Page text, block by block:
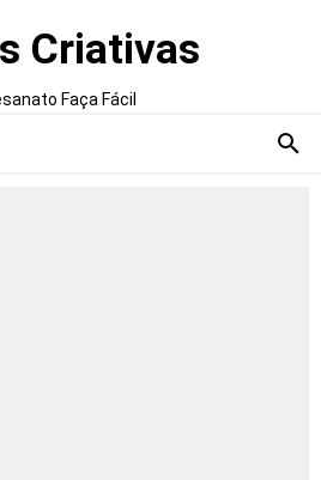
Criativas
Faça Fácil